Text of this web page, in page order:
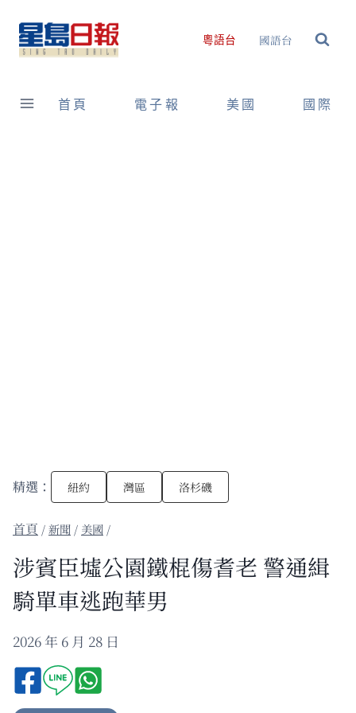
content
粵語台 國語台
首頁 電子報 美國 國際
精選： 紐約 灣區 洛杉磯
/新聞 / 美國 /
涉賓臣墟公園鐵棍傷耆老 警通緝
騎單車逃跑華男
2026 年 6 月 28 日